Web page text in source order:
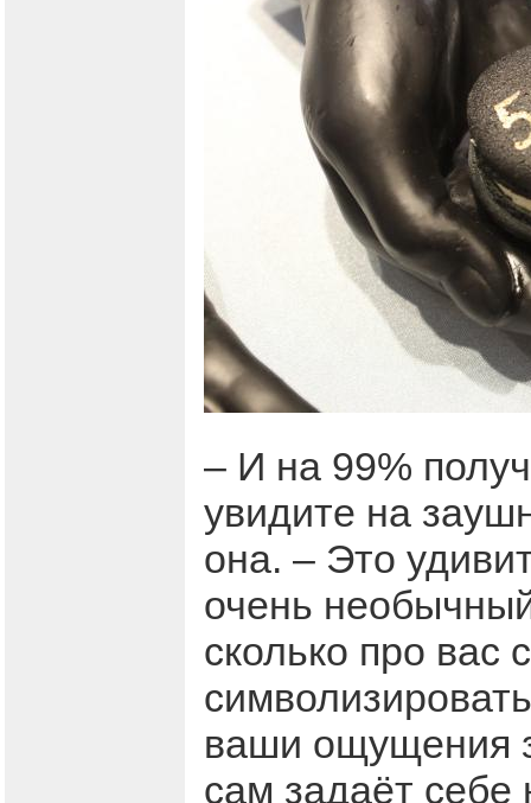
– И на 99%
увидите на
она. – Это
очень
сколько про вас
ваши ощущения
сам задаёт